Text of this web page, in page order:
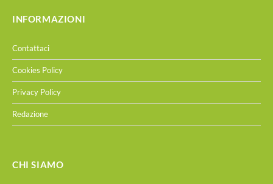
INFORMAZIONI
Contattaci
Cookies Policy
Privacy Policy
Redazione
CHI SIAMO